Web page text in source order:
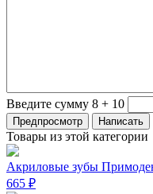
Введите сумму 8 + 10
Товары из этой категории
Акриловые зубы
665 ₽